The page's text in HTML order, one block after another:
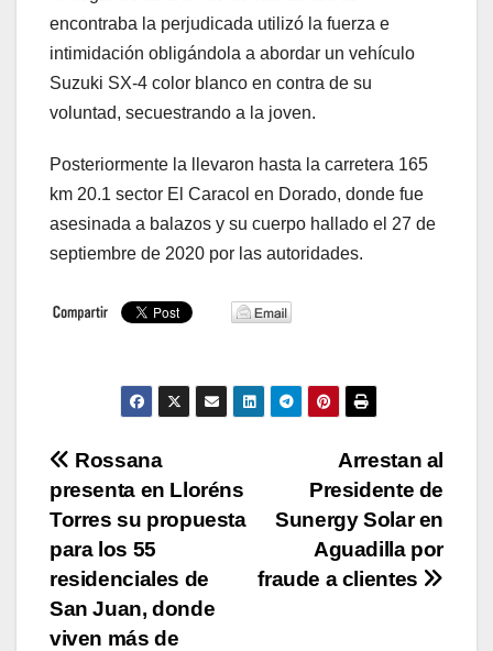
encontraba la perjudicada utilizó la fuerza e
intimidación obligándola a abordar un vehículo
Suzuki SX-4 color blanco en contra de su
voluntad, secuestrando a la joven.
Posteriormente la llevaron hasta la carretera 165
km 20.1 sector El Caracol en Dorado, donde fue
asesinada a balazos y su cuerpo hallado el 27 de
septiembre de 2020 por las autoridades.
Navegación
de
entradas
Arrestan al
Presidente de
Sunergy Solar en
Aguadilla por
fraude a clientes
Rossana
presenta en Lloréns
Torres su propuesta
para los 55
residenciales de
San Juan, donde
viven más de